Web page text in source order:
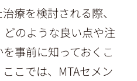
療を検討される際、
のような良い点や注
事前に知っておくこ
こでは、MTAセメン